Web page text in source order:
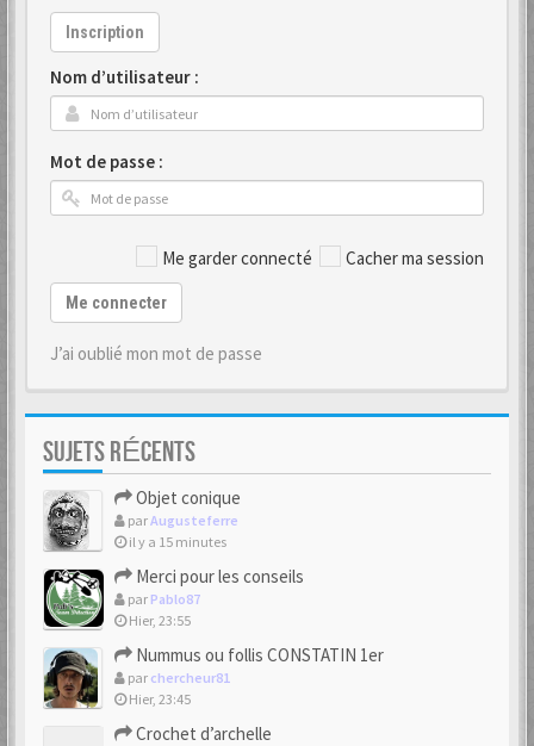
Inscription
Nom d’utilisateur :
Mot de passe :
Me garder connecté Cacher ma session
Me connecter
J’ai oublié mon mot de passe
SUJETS RÉCENTS
Objet conique
parAugusteferre
il y a 15 minutes
Merci pour les conseils
par Pablo87
Hier, 23:55
Nummus ou follis CONSTATIN 1er
par chercheur81
Hier, 23:45
Crochet d’archelle